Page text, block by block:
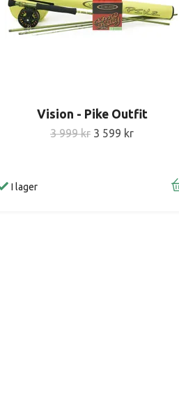
Vision - Pike Outfit
3 999 kr 3 599 kr
I lager